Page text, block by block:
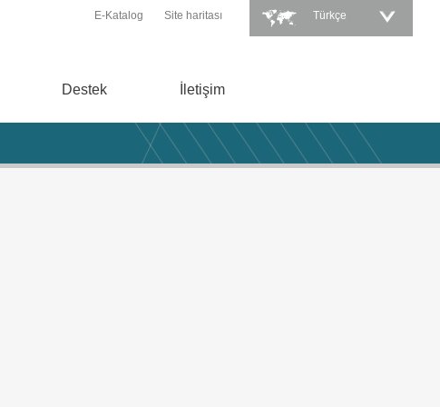
Türkçe
E-Katalog Site haritası
Destek İletişim